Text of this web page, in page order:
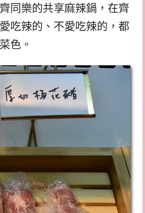
同樂的共享麻辣鍋，在齊
吃辣的、不愛吃辣的，都
色。